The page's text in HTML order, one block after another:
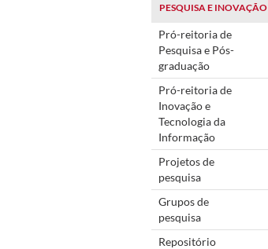
PESQUISA E INOVAÇÃO
Pró-reitoria de
Pesquisa e Pós-
graduação
Pró-reitoria de
Inovação e
Tecnologia da
Informação
Projetos de
pesquisa
Grupos de
pesquisa
Repositório